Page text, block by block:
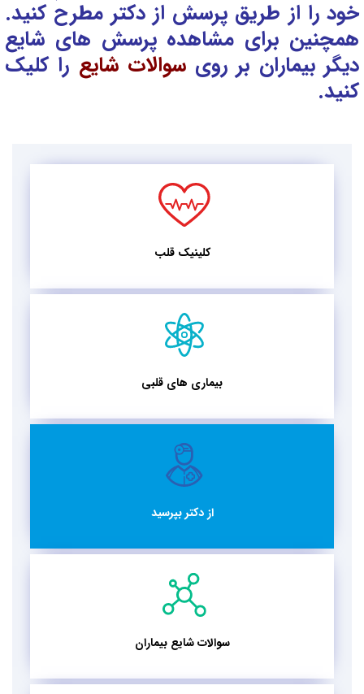
خود را از طریق پرسش از دکتر مطرح کنید.
همچنین برای مشاهده پرسش های شایع
دیگر بیماران بر روی سوالات شایع را کلیک
کنید.
کلینیک قلب
بیماری های قلبی
از دکتر بپرسید
سوالات شایع بیماران